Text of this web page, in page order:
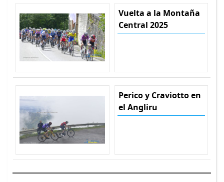
Vuelta a la Montaña
Central 2025
Perico y Craviotto en
el Angliru